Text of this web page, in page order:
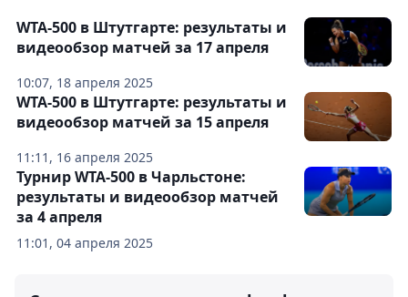
10:07, 18 апреля 2025
WTA-500 в Штутгарте: результаты и
видеообзор матчей за 17 апреля
11:11, 16 апреля 2025
WTA-500 в Штутгарте: результаты и
видеообзор матчей за 15 апреля
11:01, 04 апреля 2025
Турнир WTA-500 в Чарльстоне:
результаты и видеообзор матчей
за 4 апреля